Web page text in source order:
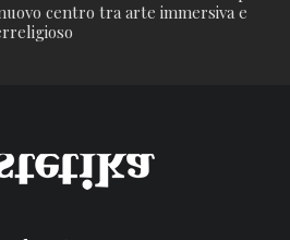
centro tra arte immersiva e